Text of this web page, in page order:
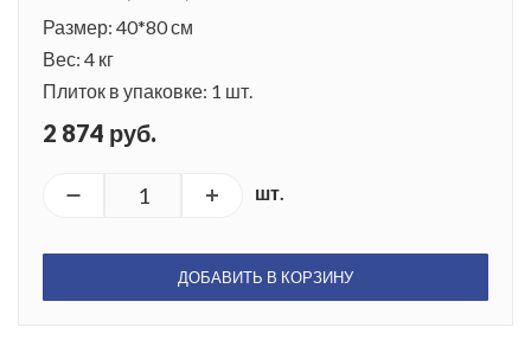
Размер: 40*80 см
Вес: 4 кг
Плиток в упаковке: 1 шт.
2 874 руб.
шт.
ДОБАВИТЬ В КОРЗИНУ